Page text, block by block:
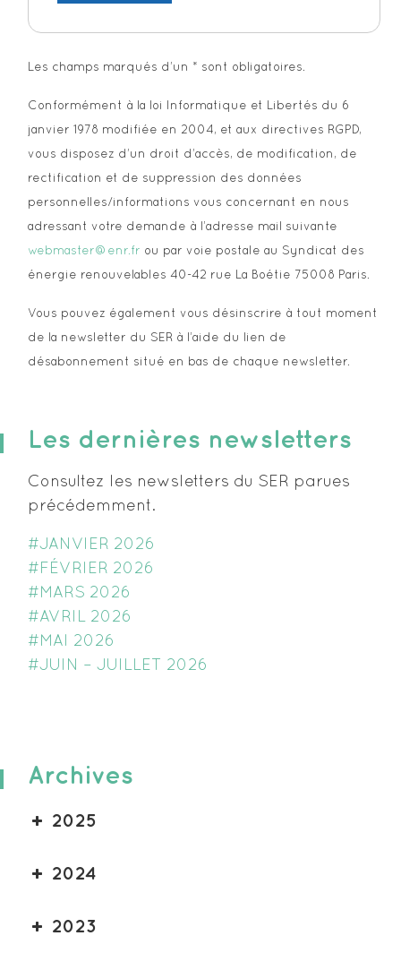
Les champs marqués d’un * sont obligatoires.
Conformément à la loi Informatique et Libertés du 6
janvier 1978 modifiée en 2004, et aux directives RGPD,
vous disposez d’un droit d’accès, de modification, de
rectification et de suppression des données
personnelles/informations vous concernant en nous
adressant votre demande à l’adresse mail suivante
webmaster@enr.fr ou par voie postale au Syndicat des
énergie renouvelables 40-42 rue La Boétie 75008 Paris.
Vous pouvez également vous désinscrire à tout moment
de la newsletter du SER à l’aide du lien de
désabonnement situé en bas de chaque newsletter.
Les dernières newsletters
Consultez les newsletters du SER parues
précédemment.
#JANVIER 2026
#FÉVRIER 2026
#MARS 2026
#AVRIL 2026
#MAI 2026
#JUIN – JUILLET 2026
Archives
2025
2024
2023